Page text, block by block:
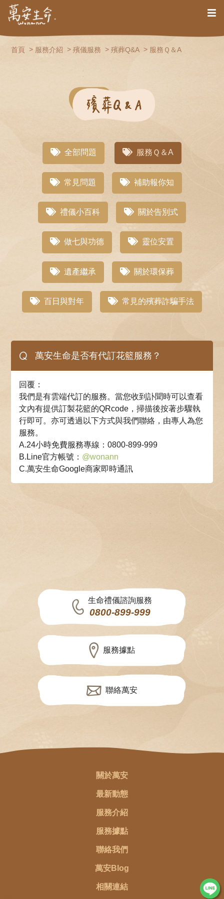
首頁 服務介紹 殯儀服務 殯葬Q&A 服務Ｑ＆A
全部問題 服務Ｑ＆A
常見問題 補助報你知
禮儀小百科 關於告別式
做七與功德 靈位安置
遺產繼承 關於環保葬
百日與對年 常見的殯葬詐騙手法
Q 萬安生命是否有代訂花籃服務？
回覆：
我們是有雲端代訂的服務。當您收到訃聞時可以查看
文內有提供訂製花籃的QRcode，掃描後按著步驟執
行即可。亦可透過以下方式與我們聯絡，由專人為您
服務。
A.24小時免費服務專線：0800-899-999
B.Line官方帳號： @wonann
C.萬安生命Google商家即時通訊
生命禮儀諮詢服務
0800-899-999
服務據點
聯絡萬安
關於萬安
最新動態
服務介紹
服務據點
聯絡我們
萬安Blog
相關連結